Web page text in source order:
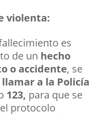
violenta:
es
de un hecho
o accidente, se
llamar a la Policía
123, para que se
protocolo